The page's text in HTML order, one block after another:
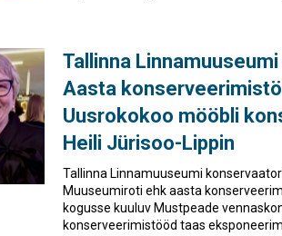
Tallinna
Aasta
Uusrokokoo mööbli
Heili Jürisoo-Lippin
Tallinna Linnamuuseumi
Muuseumiroti ehk aasta
kogusse kuuluv Mustpeade
konserveerimistööd taas